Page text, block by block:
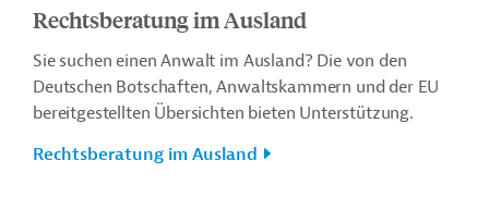
Rechtsberatung im Ausland
Sie suchen einen Anwalt im Ausland? Die von den
Deutschen Botschaften, Anwaltskammern und der EU
bereitgestellten Übersichten bieten Unterstützung.
Rechtsberatung im Ausland